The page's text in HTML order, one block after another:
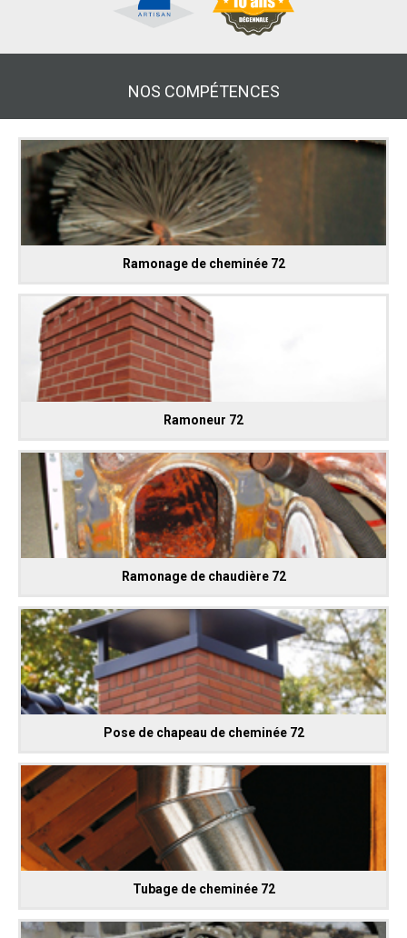
NOS COMPÉTENCES
Ramonage de cheminée 72
Ramoneur 72
Ramonage de chaudière 72
Pose de chapeau de cheminée 72
Tubage de cheminée 72